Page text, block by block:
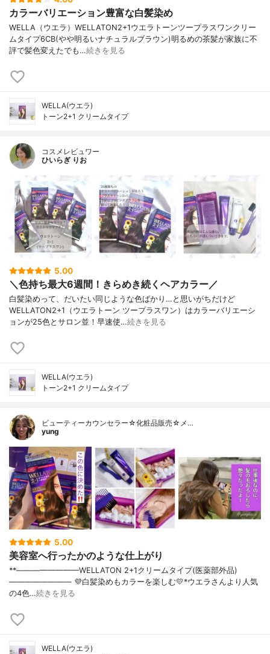
カラーバリエーション豊富な白髪染め
WELLA（ウエラ）WELLATON2+1ウエラトーンツープラスワンクリー
ムタイプ6CB(やや明るいナチュラルブラウン)明るめの茶髪が家族に不
評で髪色変えたでも…続きを見る
WELLA(ウエラ)
トーン2+1 クリームタイプ
コスメレビュワー
ひいらぎ りお
5.00
＼色持ち最大6週間！きらめき続くヘアカラー／
白髪染めって、だいたい同じような色ばかり…と思いがちだけど
WELLATON2+1（ウエラトーン ツープラスワン）はカラーバリエーシ
ョンが25色とサロン並！早速使…続きを見る
WELLA(ウエラ)
トーン2+1 クリームタイプ
ビューティーカウンセラー☆化粧品販売☆メ…
yung
5.00
美容室へ行ったかのような仕上がり
**————————⁡WELLATON 2+1クリームタイプ⁡(医薬部外品)⁡
————————⁡⁡ ⁡💜白髪染めもカラーを楽しむ💛⁡⁡*ウエラさんより人気
の4色…続きを見る
WELLA(ウエラ)